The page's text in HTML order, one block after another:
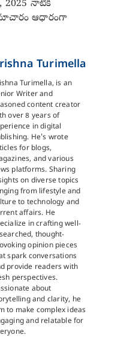
2025 నాటికి
ఆధారంగా
Turimella
Turimella, is an
Writer and
content creator
over 8 years of
in digital
He's wrote
for blogs,
and various
platforms. Sharing
on diverse topics
from lifestyle and
to technology and
affairs. He
in crafting well-
thought-
opinion pieces
spark conversations
provide readers with
perspectives.
about
and clarity, he
to make complex ideas
and relatable for